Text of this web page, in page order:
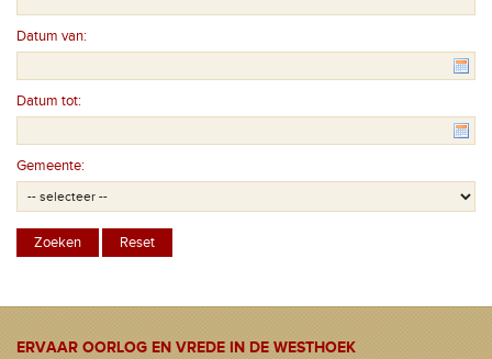
Datum van:
Datum tot:
Gemeente:
ERVAAR OORLOG EN VREDE IN DE WESTHOEK